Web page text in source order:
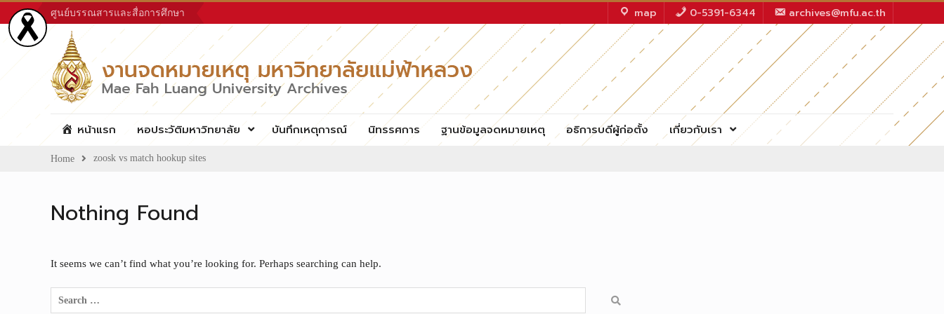
to
content
ศูนย์บรรณสารและสื่อการศึกษา map 0-5391-6344 archives@mfu.ac.th
หน้าแรก หอประวัติมหาวิทยาลัย บันทึกเหตุการณ์ นิทรรศการ ฐานข้อมูลจดหมายเหตุ อธิการบดีผู้ก่อตั้ง เกี่ยวกับเรา
Home zoosk vs match hookup sites
Nothing Found
It seems we can’t find what you’re looking for. Perhaps searching can help.
Search
for: